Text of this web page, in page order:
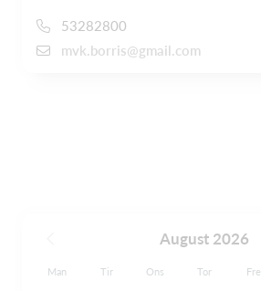
53282800
mvk.borris@gmail.com
August 2026
Man Tir Ons Tor Fre